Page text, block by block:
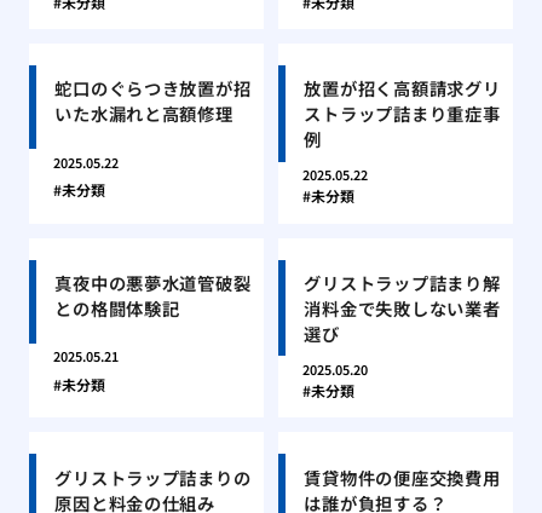
蛇口のぐらつき放置が招
いた水漏れと高額修理
2025.05.22
未分類
放置が招く高額請求グリ
ストラップ詰まり重症事
例
2025.05.22
未分類
真夜中の悪夢水道管破裂
との格闘体験記
2025.05.21
未分類
グリストラップ詰まり解
消料金で失敗しない業者
選び
2025.05.20
未分類
グリストラップ詰まりの
原因と料金の仕組み
賃貸物件の便座交換費用
は誰が負担する？